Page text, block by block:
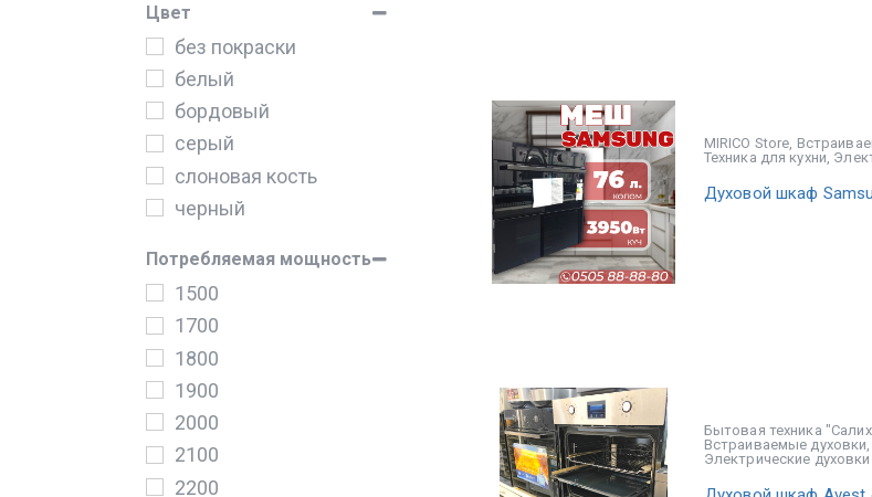
67
68
70
Цвет
без покраски
белый
бордовый
серый
слоновая кость
черный
Потребляемая мощность
1500
1700
1800
1900
2000
2100
2200
MIRICO Store,
Техника для кухни,
Духовой шкаф
Бытовая техника
Встраиваемые духовки,
Электрические духовки